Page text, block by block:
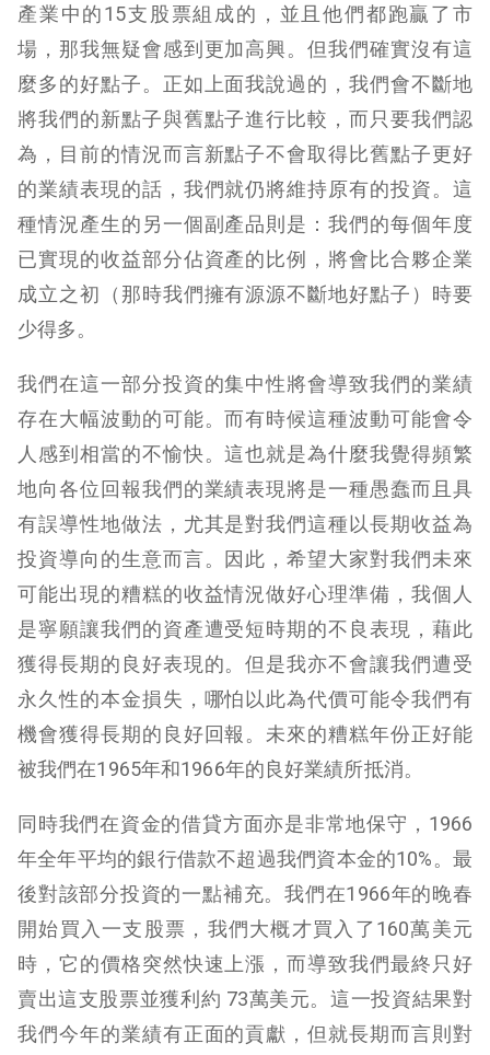
產業中的15支股票組成的，並且他們都跑贏了市
場，那我無疑會感到更加高興。但我們確實沒有這
麼多的好點子。正如上面我說過的，我們會不斷地
將我們的新點子與舊點子進行比較，而只要我們認
為，目前的情況而言新點子不會取得比舊點子更好
的業績表現的話，我們就仍將維持原有的投資。這
種情況產生的另一個副產品則是：我們的每個年度
已實現的收益部分佔資產的比例，將會比合夥企業
成立之初（那時我們擁有源源不斷地好點子）時要
少得多。
我們在這一部分投資的集中性將會導致我們的業績
存在大幅波動的可能。而有時候這種波動可能會令
人感到相當的不愉快。這也就是為什麼我覺得頻繁
地向各位回報我們的業績表現將是一種愚蠢而且具
有誤導性地做法，尤其是對我們這種以長期收益為
投資導向的生意而言。因此，希望大家對我們未來
可能出現的糟糕的收益情況做好心理準備，我個人
是寧願讓我們的資產遭受短時期的不良表現，藉此
獲得長期的良好表現的。但是我亦不會讓我們遭受
永久性的本金損失， 哪怕以此為代價可能令我們有
機會獲得長期的良好回報。未來的糟糕年份正好能
被我們在1965年和1966年的良好業績所抵消。
同時我們在資金的借貸方面亦是非常地保守，1966
年全年平均的銀行借款不超過我們資本金的10%。最
後對該部分投資的一點補充。我們在1966年的晚春
開始買入一支股票，我們大概才買入了160萬美元
時，它的價格突然快速上漲，而導致我們最終只好
賣出這支股票並獲利約 73萬美元。這一投資結果對
我們今年的業績有正面的貢獻，但就長期而言則對